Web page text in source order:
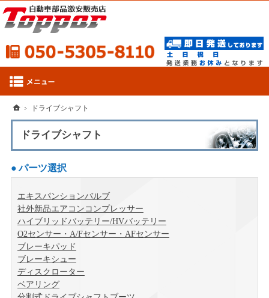
ドライブシャフト
パーツ選択
エキスパンションバルブ
社外新品エアコンコンプレッサー
ハイブリッドバッテリー/HVバッテリー
O2センサー・A/Fセンサー・AFセンサー
ブレーキパッド
ブレーキシュー
ディスクローター
ベアリング
050-
ドライブシャフト